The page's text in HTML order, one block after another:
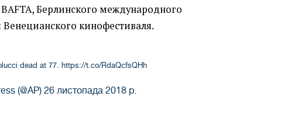
BAFTA, Берлинского международного
кинофестиваля.
dead at 77. https://t.co/RdaQcfsQHh
(@AP)26 листопада 2018 р.